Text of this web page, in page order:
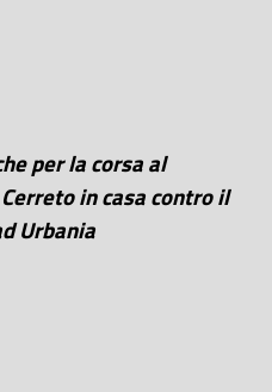
per la corsa al
in casa contro il
Urbania